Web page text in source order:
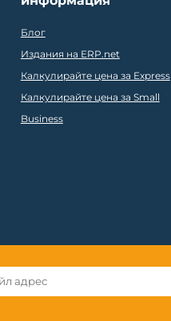
Блог
Издания на ERP.net
Калкулирайте цена за Express
Калкулирайте цена за Small
Business